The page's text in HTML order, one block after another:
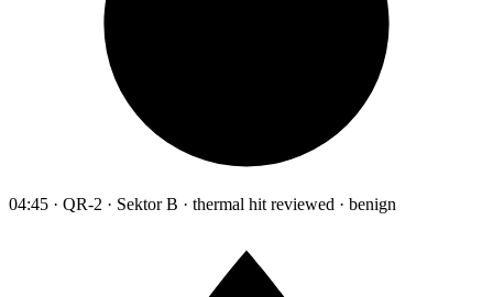
04:45 · QR-2 · Sektor B · thermal hit reviewed · benign